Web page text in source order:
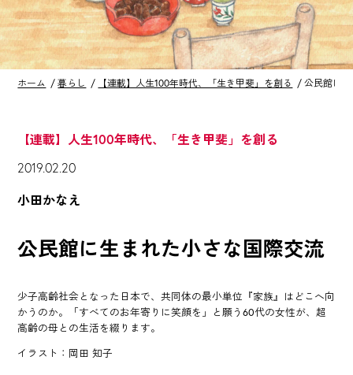
ホーム 暮らし 【連載】人生100年時代、「生き甲斐」を創る 公民館に
【連載】人生100年時代、「生き甲斐」を創る
2019.02.20
小田かなえ
公民館に生まれた小さな国際交流
少子高齢社会となった日本で、共同体の最小単位『家族』はどこへ向
かうのか。「すべてのお年寄りに笑顔を」と願う60代の女性が、超
高齢の母との生活を綴ります。
イラスト：岡田 知子